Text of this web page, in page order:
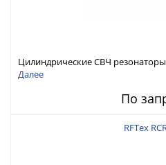
Цилиндрические СВЧ резонаторы
Далее
По
RFTex